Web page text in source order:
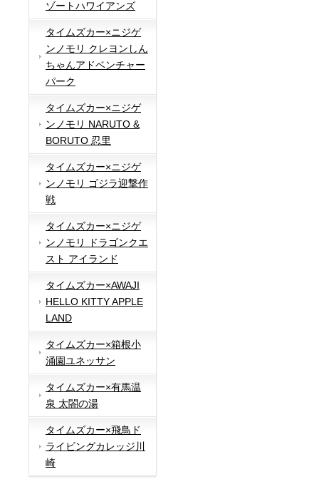
ゾートハワイアンズ
タイムズカー×ニジゲ
ンノモリ クレヨンしん
ちゃんアドベンチャー
パーク
タイムズカー×ニジゲ
ンノモリ NARUTO &
BORUTO 忍里
タイムズカー×ニジゲ
ンノモリ ゴジラ迎撃作
戦
タイムズカー×ニジゲ
ンノモリ ドラゴンクエ
スト アイランド
タイムズカー×AWAJI
HELLO KITTY APPLE
LAND
タイムズカー×箱根小
涌園ユネッサン
タイムズカー×有馬温
泉 太閤の湯
タイムズカー×飛鳥ド
ライビングカレッジ川
崎